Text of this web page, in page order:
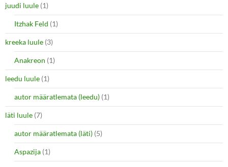
juudi luule (1)
Itzhak Feld (1)
kreeka luule (3)
Anakreon (1)
leedu luule (1)
autor määratlemata (leedu) (1)
läti luule (7)
autor määratlemata (läti) (5)
Aspazija (1)